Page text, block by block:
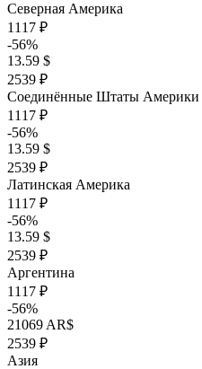
Северная Америка
1117 ₽
-56%
13.59 $
2539 ₽
Соединённые Штаты Америки
1117 ₽
-56%
13.59 $
2539 ₽
Латинская Америка
1117 ₽
-56%
13.59 $
2539 ₽
Аргентина
1117 ₽
-56%
21069 AR$
2539 ₽
Азия